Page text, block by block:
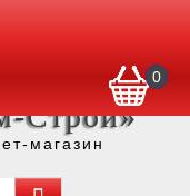
0
Строй»
магазин